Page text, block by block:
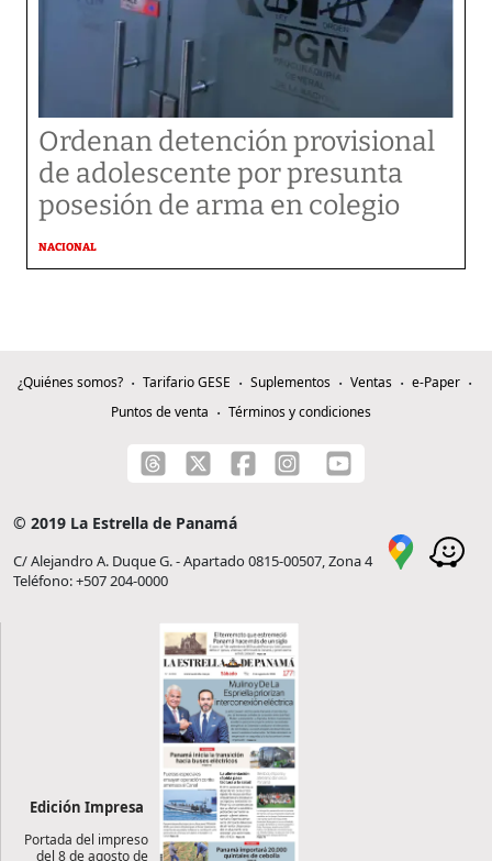
Ordenan detención provisional
de adolescente por presunta
posesión de arma en colegio
NACIONAL
¿Quiénes somos? Tarifario GESE Suplementos Ventas
e-Paper
Puntos de venta
Términos y condiciones
© 2019 La Estrella de Panamá
C/ Alejandro A. Duque G. - Apartado 0815-00507, Zona 4
Teléfono: +507 204-0000
Edición Impresa
Portada del impreso
del 8 de agosto de